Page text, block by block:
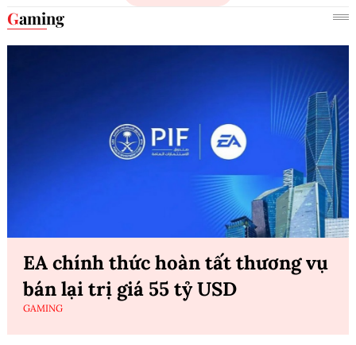
Gaming
EA chính thức hoàn tất thương vụ
bán lại trị giá 55 tỷ USD
GAMING